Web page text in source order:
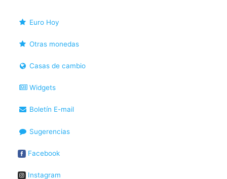
Euro Hoy
Otras monedas
Casas de cambio
Widgets
Boletín E-mail
Sugerencias
Facebook
Instagram